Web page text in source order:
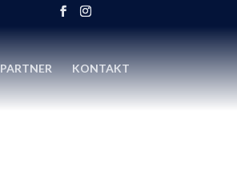
PARTNER KONTAKT